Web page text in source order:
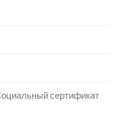
сертификат